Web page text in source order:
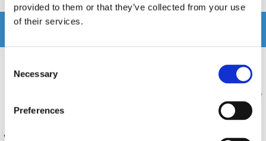
provided to them or that they’ve collected from your use
of their services.
Selection
Necessary
Preferences
Relaterade produkter